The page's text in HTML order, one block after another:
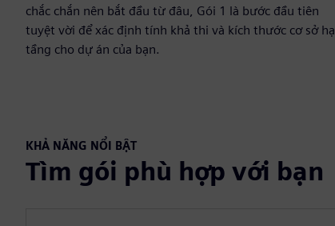
chắc chắn nên bắt đầu từ đâu, Gói 1 là bước đầu tiên
tuyệt vời để xác định tính khả thi và kích thước cơ sở hạ
tầng cho dự án của bạn.
KHẢ NĂNG NỔI BẬT
Tìm gói phù hợp với bạn